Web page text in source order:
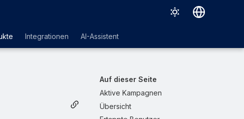
Integrationen AI-Assistent
Auf dieser Seite
Aktive Kampagnen
Übersicht